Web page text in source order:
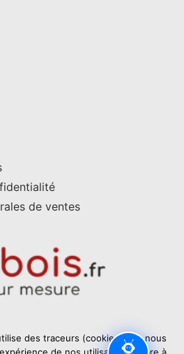
de ventes
des traceurs (cookies) que nous